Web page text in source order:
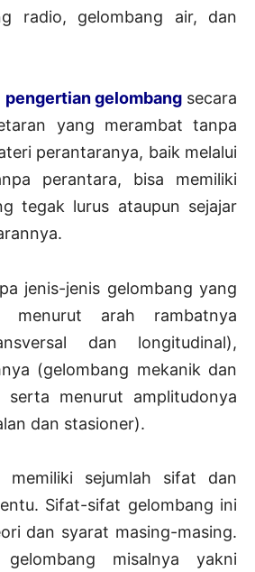
radio, gelombang air, dan
pengertian gelombang secara
yang merambat tanpa
perantaranya, baik melalui
perantara, bisa memiliki
tegak lurus ataupun sejajar
jenis-jenis gelombang yang
menurut arah rambatnya
dan longitudinal),
(gelombang mekanik dan
serta menurut amplitudonya
dan stasioner).
memiliki sejumlah sifat dan
Sifat-sifat gelombang ini
dan syarat masing-masing.
misalnya yakni